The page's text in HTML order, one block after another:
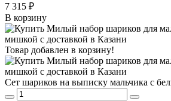
7 315 ₽
В корзину
Товар добавлен в корзину!
Сет шариков на выписку мальчика с